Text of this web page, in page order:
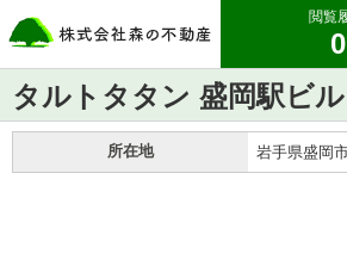
閲覧
0
タルトタタン 盛岡駅ビ
所在地 岩手県盛岡